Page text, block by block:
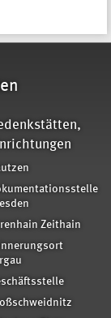
Zeithain